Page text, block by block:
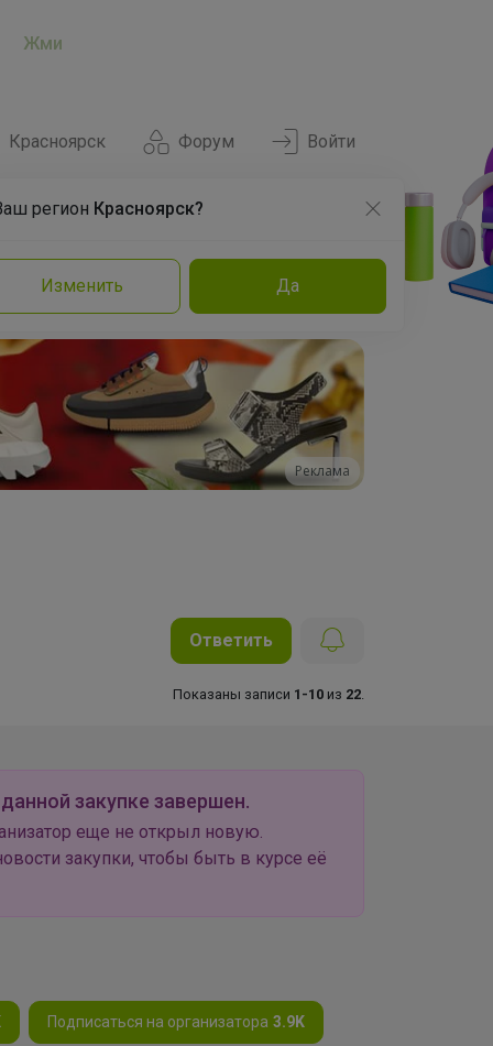
Жми
Форум
Красноярск
регион Красноярск?
Изменить Да
Войти
Команда Эксперты
Реклама
Ответить
Показаны записи 1-10 из 22.
закупке завершен.
еще не открыл новую.
закупки, чтобы быть в курсе её
Подписаться на организатора 3.9K